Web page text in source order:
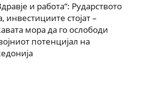
и работа“: Рударството
инвестициите стојат –
мора да го ослободи
потенцијал на